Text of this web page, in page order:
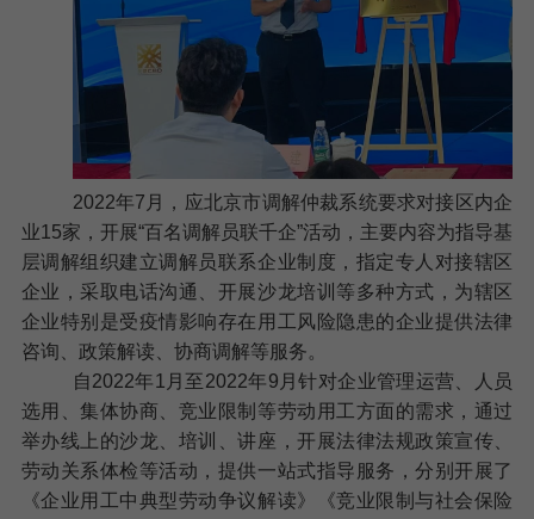
2022年7 月， 应北京市调解仲裁系统要求对接区内企
业15家，开展“百名调解员联千企”活动， 主要内容为指导基
层调解组织建立调解员联系企业制度，指定专人对接辖区
企业，采取电话沟通、开展沙龙培训等多种方式，为辖区
企业特别是受疫情影响存在用工风险隐患的企业提供法律
咨询、政策解读、协商调解等服务。
自2022年1 月至2022年9 月针对企业管理运营、人员
选用、集体协商、竞业限制等劳动用工方面的需求，通过
举办线上的沙龙、培训、讲座，开展法律法规政策宣传、
劳动关系体检等活动，提供一站式指导服务，分别开展了
《企业用工中典型劳动争议解读》《竞业限制与社会保险